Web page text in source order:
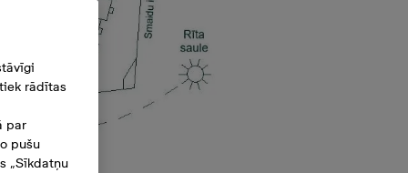
rādītas
par
pušu
„Sīkdatņu